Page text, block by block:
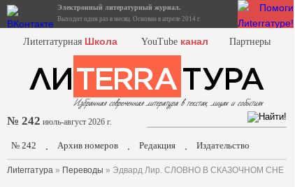
Электронный литературный журнал.
Выходит один раз в месяц. Основан в апреле 2014 г.
Лиterraтурная Школа YouTube канал Партнеры
№ 242 июль-август 2026 г.
№ 242 . Архив номеров . Редакция . Издательство
Лиterraтура » Переводы » Эдвард Лир. СЛОВНО В СКАЗОЧНОМ СНЕ